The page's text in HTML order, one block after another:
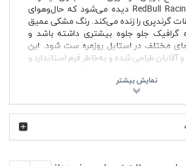
چاپ بزرگ RedBull Racing F1 دیده می‌شود که حال‌وهوای
گرندپری را زنده می‌کند. رنگ مشکی عمیق
گرافیک جلو جلوه بیشتری داشته باشد و
مختلف در استایل روزمره ست شود. این
آقایان طراحی شده و به‌خاطر فرم استاندارد و
رانندگان مطرح و مهندسی پیشرفته‌اش به
این مسابقات تبدیل شد. طرفداران این
انتخاب یک لباس نیست؛ بلکه نوعی